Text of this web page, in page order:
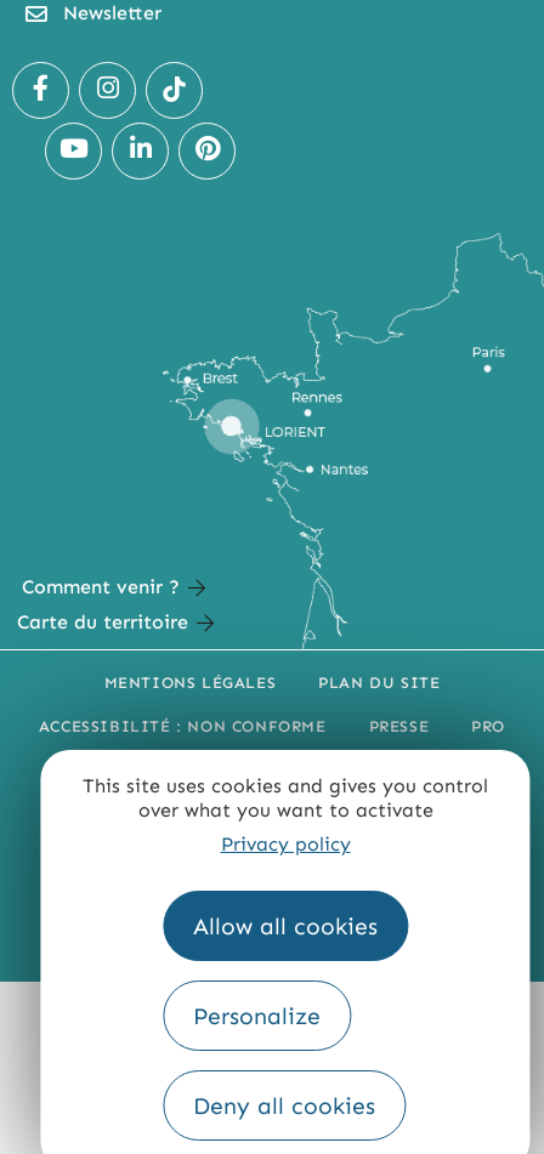
This site uses cookies and gives you control
over what you want to activate
Privacy policy
Allow all cookies
Personalize
Deny all cookies
Newsletter
Comment venir ?
Carte du territoire
MENTIONS LÉGALES PLAN DU SITE
ACCESSIBILITÉ : NON CONFORME PRESSE PRO
Fourni par
Traduction